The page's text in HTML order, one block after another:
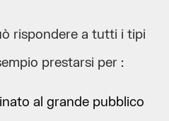
rispondere a tutti i tipi
prestarsi per :
al grande pubblico